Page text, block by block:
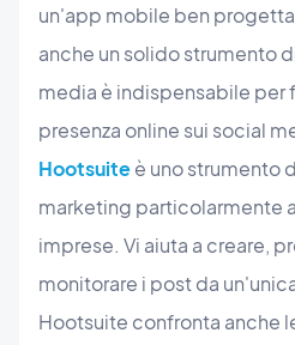
un'app mobile ben
anche un solido strumento
media è indispensabile per
presenza online sui social
Hootsuiteè uno strumento
marketing particolarmente
imprese. Vi aiuta a creare,
monitorare i post da
Hootsuite confronta anche